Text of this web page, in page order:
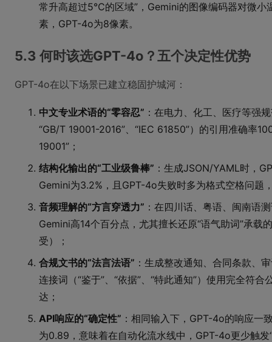
常升高超过5℃的区域”，Gemini的图像编码器对微小
素，GPT-4o为8像素。
5.3 何时该选GPT-4o？五个决定性优势
GPT-4o在以下场景已建立稳固护城河：
中文专业术语的“零容忍” ：在电力、化工、医疗等强
“GB/T 19001-2016”、“IEC 61850”）的引用准确率
19001”；
结构化输出的“工业级鲁棒” ：生成JSON/YAML时，
Gemini为3.2%，且GPT-4o失败时多为格式空格问题
音频理解的“方言穿透力” ：在四川话、粤语、闽南语
Gemini高14个百分点，尤其擅长还原“语气助词”承载
受）；
合规文书的“法言法语” ：生成整改通知、合同条款、
连接词（“鉴于”、“依据”、“特此通知”）使用完全符
达；
API响应的“确定性” ：相同输入下，GPT-4o的响应
为0.89，意味着在自动化流水线中，GPT-4o更少触发